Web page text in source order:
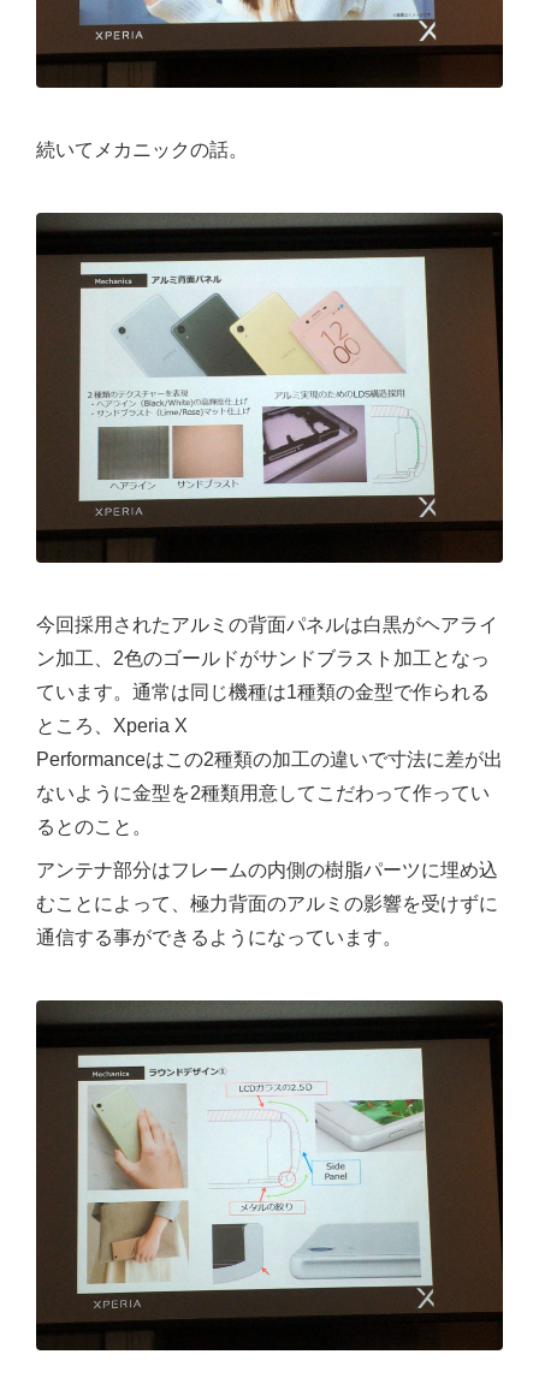
続いてメカニックの話。
今回採用されたアルミの背面パネルは白黒がヘアライ
ン加工、2色のゴールドがサンドブラスト加工となっ
ています。通常は同じ機種は1種類の金型で作られる
ところ、Xperia X
Performanceはこの2種類の加工の違いで寸法に差が出
ないように金型を2種類用意してこだわって作ってい
るとのこと。
アンテナ部分はフレームの内側の樹脂パーツに埋め込
むことによって、極力背面のアルミの影響を受けずに
通信する事ができるようになっています。